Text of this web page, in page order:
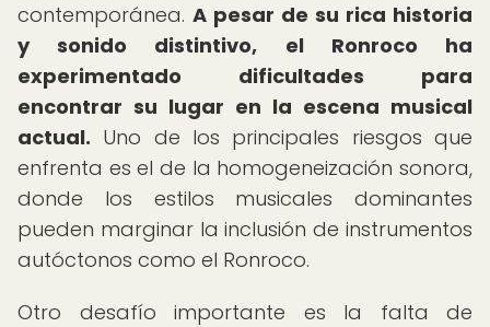
contemporánea. A pesar de su rica historia
y sonido distintivo, el Ronroco ha
experimentado dificultades para
encontrar su lugar en la escena musical
actual. Uno de los principales riesgos que
enfrenta es el de la homogeneización sonora,
donde los estilos musicales dominantes
pueden marginar la inclusión de instrumentos
autóctonos como el Ronroco.
Otro desafío importante es la falta de